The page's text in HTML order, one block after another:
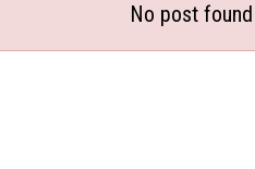
No post found